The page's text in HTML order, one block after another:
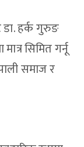
डा. हर्क गुरुङ
सिमित गर्नू
समाज र